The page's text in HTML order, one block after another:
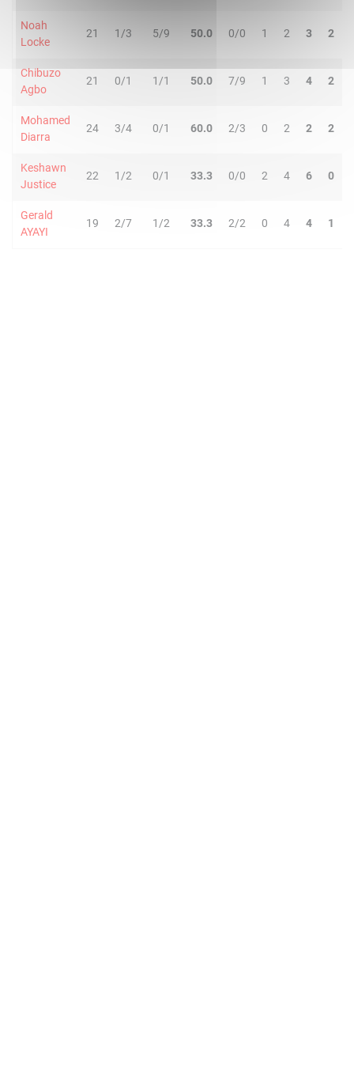
Noah
Locke
21 1/3 5/9 50.0 0/0 1 2 3 2
Chibuzo
Agbo
21 0/1 1/1 50.0 7/9 1 3 4 2
Mohamed
Diarra
24 3/4 0/1 60.0 2/3 0 2 2 2
Keshawn
Justice
22 1/2 0/1 33.3 0/0 2 4 6 0
Gerald
AYAYI
19 2/7 1/2 33.3 2/2 0 4 4 1